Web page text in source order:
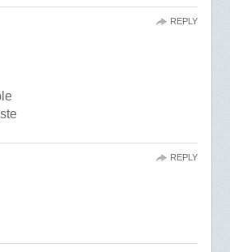
REPLY
REPLY